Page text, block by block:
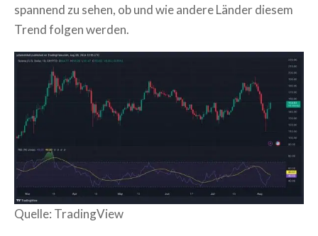
spannend zu sehen, ob und wie andere Länder diesem
Trend folgen werden.
Quelle: TradingView